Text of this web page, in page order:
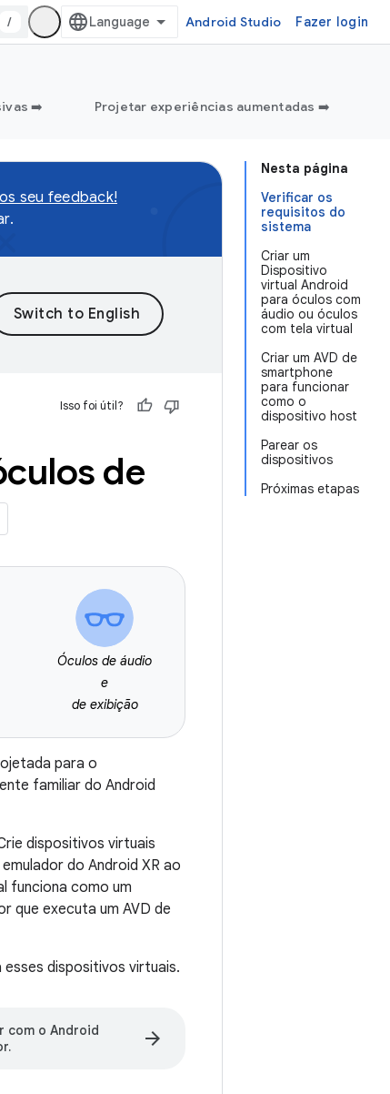
/ Android Studio Fazer login
➡️ Projetar experiências aumentadas ➡️
Nesta página
Verificar os
requisitos do
sistema
Criar um
Dispositivo
virtual Android
para óculos com
áudio ou óculos
com tela virtual
Criar um AVD de
smartphone
para funcionar
como o
dispositivo host
Parear os
dispositivos
Próximas etapas
seu feedback!
Isso foi útil?
de
Óculos de áudio
e
de exibição
para o
familiar do Android
dispositivos virtuais
do Android XR ao
funciona como um
que executa um AVD de
dispositivos virtuais.
com o Android
arrow_forward